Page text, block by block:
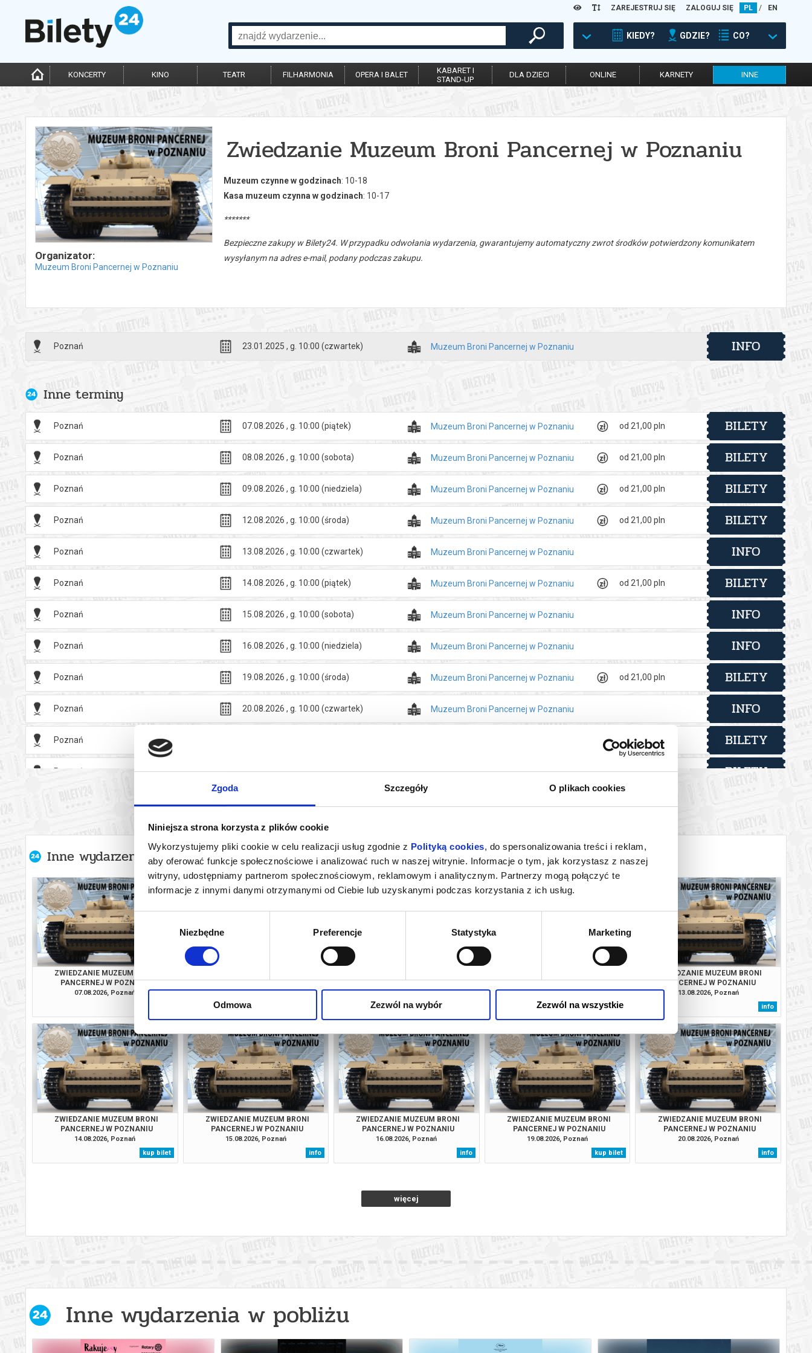
Zgoda Szczegóły O plikach cookies
Niniejsza strona korzysta z plików cookie
Wykorzystujemy pliki cookie w celu realizacji usług zgodnie z Polityką cookies, do spersonalizowania treści i reklam,
aby oferować funkcje społecznościowe i analizować ruch w naszej witrynie. Informacje o tym, jak korzystasz z naszej
witryny, udostępniamy partnerom społecznościowym, reklamowym i analitycznym. Partnerzy mogą połączyć te
informacje z innymi danymi otrzymanymi od Ciebie lub uzyskanymi podczas korzystania z ich usług.
Wybór
zgody
Niezbędne Preferencje Statystyka Marketing
Odmowa Zezwól na wybór Zezwól na wszystkie
ZAREJESTRUJ SIĘ ZALOGUJ SIĘ PL / EN
KIEDY? GDZIE? CO?
KONCERTY KINO TEATR FILHARMONIA OPERA I BALET
KABARET I
STAND-UP
DLA DZIECI ONLINE KARNETY INNE
Organizator:
Muzeum Broni Pancernej w Poznaniu
Zwiedzanie Muzeum Broni Pancernej w Poznaniu
Muzeum czynne w godzinach: 10-18
Kasa muzeum czynna w godzinach: 10-17
*******
Bezpieczne zakupy w Bilety24. W przypadku odwołania wydarzenia, gwarantujemy automatyczny zwrot środków potwierdzony komunikatem
wysyłanym na adres e-mail, podany podczas zakupu.
Poznań 23.01.2025 , g. 10:00 (czwartek) Muzeum Broni Pancernej w Poznaniu INFO
Inne terminy
Poznań 07.08.2026 , g. 10:00 (piątek) Muzeum Broni Pancernej w Poznaniu od 21,00 pln BILETY
Poznań 08.08.2026 , g. 10:00 (sobota) Muzeum Broni Pancernej w Poznaniu od 21,00 pln BILETY
Poznań 09.08.2026 , g. 10:00 (niedziela) Muzeum Broni Pancernej w Poznaniu od 21,00 pln BILETY
Poznań 12.08.2026 , g. 10:00 (środa) Muzeum Broni Pancernej w Poznaniu od 21,00 pln BILETY
Poznań 13.08.2026 , g. 10:00 (czwartek) Muzeum Broni Pancernej w Poznaniu INFO
Poznań 14.08.2026 , g. 10:00 (piątek) Muzeum Broni Pancernej w Poznaniu od 21,00 pln BILETY
Poznań 15.08.2026 , g. 10:00 (sobota) Muzeum Broni Pancernej w Poznaniu INFO
Poznań 16.08.2026 , g. 10:00 (niedziela) Muzeum Broni Pancernej w Poznaniu INFO
Poznań 19.08.2026 , g. 10:00 (środa) Muzeum Broni Pancernej w Poznaniu od 21,00 pln BILETY
Poznań 20.08.2026 , g. 10:00 (czwartek) Muzeum Broni Pancernej w Poznaniu INFO
Poznań od 21,00 pln BILETY
Poznań 22.08.2026 , g. 10:00(sobota) Muzeum Broni Pancernej w Poznaniu od 21,00 pln BILETY
23.08.2026 , g. 10:00
Poznań 26.08.2026 , g. 10:00 BILETY
27.08.2026 , g. 10:00(czwartek) Muzeum Broni Pancernej w Poznaniu
Poznań 28.08.2026 , g. 10:00 Muzeum Broni Pancernej w Poznaniu BILETY
Poznań 29.08.2026 , g. 10:00(sobota) Muzeum Broni Pancernej w Poznaniu od 21,00 pln BILETY
Poznań 30.08.2026 , g. 10:00(niedziela) Muzeum Broni Pancernej w Poznaniu od 21,00 pln BILETY
Inne wydarzenia organizatora
ZWIEDZANIE MUZEUM BRONI
PANCERNEJ W POZNANIU
07.08.2026, Poznań
PANCERNEJ W POZNANIU
08.08.2026, Poznań
PANCERNEJ W POZNANIU
09.08.2026, Poznań
PANCERNEJ W POZNANIU
12.08.2026, Poznań
kup bilet
ZWIEDZANIE MUZEUM BRONI
PANCERNEJ W POZNANIU
13.08.2026, Poznań
info
ZWIEDZANIE MUZEUM BRONI
PANCERNEJ W POZNANIU
14.08.2026, Poznań
kup bilet
ZWIEDZANIE MUZEUM BRONI
PANCERNEJ W POZNANIU
15.08.2026, Poznań
info
ZWIEDZANIE MUZEUM BRONI
PANCERNEJ W POZNANIU
16.08.2026, Poznań
info
ZWIEDZANIE MUZEUM BRONI
PANCERNEJ W POZNANIU
19.08.2026, Poznań
kup bilet
ZWIEDZANIE MUZEUM BRONI
PANCERNEJ W POZNANIU
20.08.2026, Poznań
info
więcej
Inne wydarzenia w pobliżu